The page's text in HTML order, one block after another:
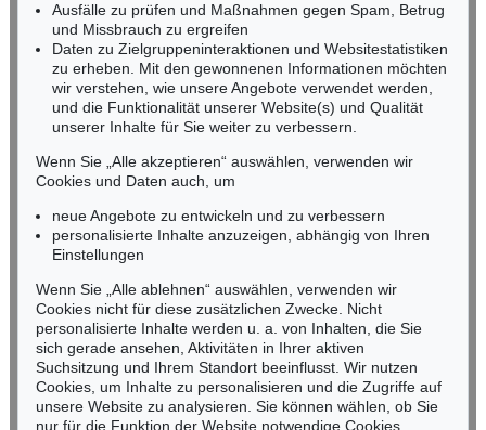
Auktion 426 - Lot 923
ROBERT MUSIL
Grigia. Novelle., 1923
Ergebnis:€ 264
Fax: +49 (0)62 21 58 80-595
infoheidelberg@kettererkunst.de
NORDDEUTSCHLAND
Nico Kassel, M.A.
Tel.: +49 (0)89 55244-164
Mobil: +49 (0)171 8618661
n.kassel@kettererkunst.de
Keine Auktion mehr verpassen!
Wir informieren Sie rechtzeitig.
Jetzt zum Newsletter anmelden >
Ausfälle zu prüfen und Maßnahmen gegen Spam, Betrug
und Missbrauch zu ergreifen
Daten zu Zielgruppeninteraktionen und Websitestatistiken
zu erheben. Mit den gewonnenen Informationen möchten
wir verstehen, wie unsere Angebote verwendet werden,
und die Funktionalität unserer Website(s) und Qualität
unserer Inhalte für Sie weiter zu verbessern.
Wenn Sie „Alle akzeptieren“ auswählen, verwenden wir
Cookies und Daten auch, um
neue Angebote zu entwickeln und zu verbessern
personalisierte Inhalte anzuzeigen, abhängig von Ihren
Einstellungen
Wenn Sie „Alle ablehnen“ auswählen, verwenden wir
Cookies nicht für diese zusätzlichen Zwecke. Nicht
personalisierte Inhalte werden u. a. von Inhalten, die Sie
sich gerade ansehen, Aktivitäten in Ihrer aktiven
Suchsitzung und Ihrem Standort beeinflusst. Wir nutzen
Cookies, um Inhalte zu personalisieren und die Zugriffe auf
unsere Website zu analysieren. Sie können wählen, ob Sie
nur für die Funktion der Website notwendige Cookies